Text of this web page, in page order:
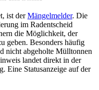
ist derMängelmelder. Die
im Radentscheid
die Möglichkeit, der
geben. Besonders häufig
nicht abgeholte Mülltonnen
landet direkt in der
Eine Statusanzeige auf der